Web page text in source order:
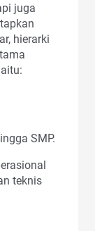
juga
hierarki
SMP.
teknis